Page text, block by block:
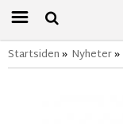
Startsiden» Nyheter»